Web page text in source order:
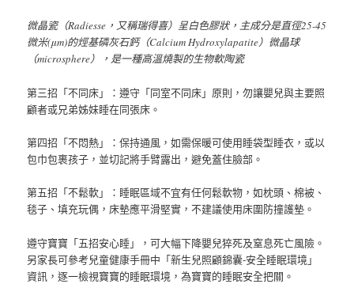
微晶瓷（Radiesse，又稱瑞得喜）呈白色膠狀，主成分是直徑25-45
微米(μm)的烴基磷灰石鈣（Calcium Hydroxylapatite）微晶球
（microsphere），是一種高溫燒製的生物軟陶瓷
第三招「不同床」：遵守「同室不同床」原則，勿讓嬰兒與主要照
顧者或兄弟姊妹睡在同張床。
第四招「不悶熱」：保持通風，如需保暖可使用睡袋型睡衣，或以
包巾包裹孩子，並切記將手臂露出，避免蓋住臉部。
第五招「不鬆軟」：睡眠區域不宜有任何鬆軟物，如枕頭、棉被、
毯子、填充玩偶，床墊應平滑堅實，不建議使用床圍防撞護墊。
遵守寶寶「五招安心睡」，可大幅下降嬰兒猝死及窒息死亡風險。
另家長可參考兒童健康手冊中「新生兒照顧錦囊-安全睡眠環境」
資訊，逐一檢視寶寶的睡眠環境，為寶寶的睡眠安全把關。